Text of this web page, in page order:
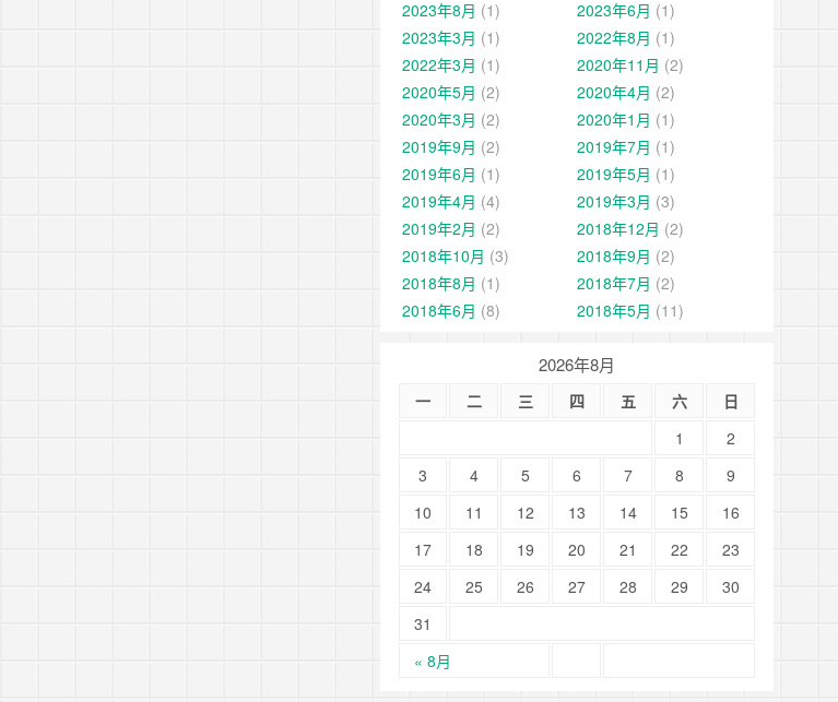
2023年8月 (1) 2023年6月 (1)
2023年3月 (1) 2022年8月 (1)
2022年3月 (1) 2020年11月 (2)
2020年5月 (2) 2020年4月 (2)
2020年3月 (2) 2020年1月 (1)
2019年9月 (2) 2019年7月 (1)
2019年6月 (1) 2019年5月 (1)
2019年4月 (4) 2019年3月 (3)
2019年2月 (2) 2018年12月 (2)
2018年10月 (3) 2018年9月 (2)
2018年8月 (1) 2018年7月 (2)
2018年6月 (8) 2018年5月 (11)
2026年8月
一 二 三 四 五 六 日
« 8月
1
2
3
4 5 6 7 8
9
10
11 12 13 14 15
16
17
18 19 20 21 22
23
24
25 26 27 28 29
30
31